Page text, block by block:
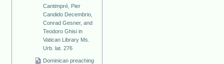
Cantimpré, Pier
Candido Decembrio,
Conrad Gesner, and
Teodoro Ghisi in
Vatican Library Ms.
Urb. lat. 276
Dominican preaching